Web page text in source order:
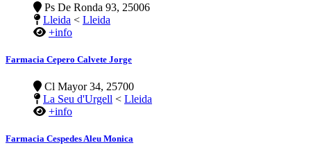
Ps De Ronda 93, 25006
Lleida < Lleida
+info
Farmacia Cepero Calvete Jorge
Cl Mayor 34, 25700
La Seu d'Urgell < Lleida
+info
Farmacia Cespedes Aleu Monica